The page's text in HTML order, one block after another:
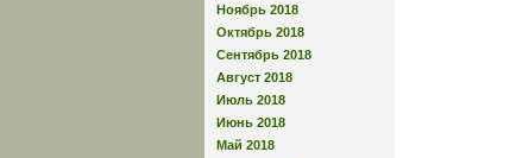
Ноябрь 2018
Октябрь 2018
Сентябрь 2018
Август 2018
Июль 2018
Июнь 2018
Май 2018